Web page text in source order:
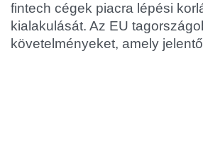
fintech cégek piacra lépési
kialakulását. Az EU
követelményeket, amely